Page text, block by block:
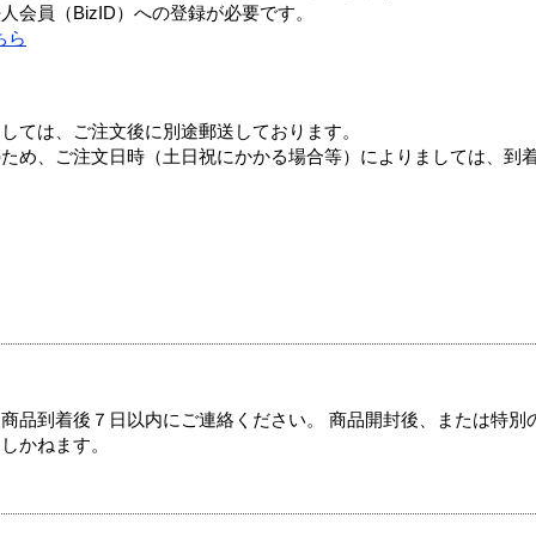
会員（BizID）への登録が必要です。
ら
ては、ご注文後に別途郵送しております。
め、ご注文日時（土日祝にかかる場合等）によりましては、到
品到着後７日以内にご連絡ください。 商品開封後、または特別
かねます。